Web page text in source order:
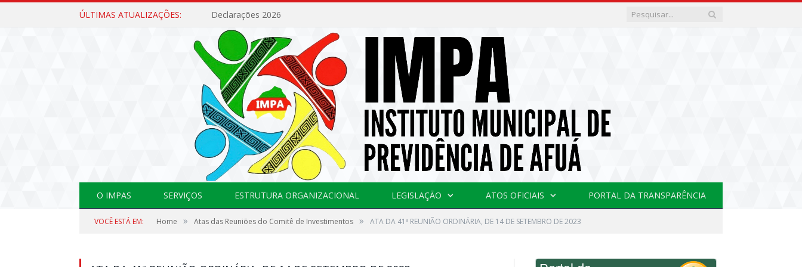
ÚLTIMAS ATUALIZAÇÕES: Declarações 2026
O IMPAS SERVIÇOS ESTRUTURA ORGANIZACIONAL LEGISLAÇÃO ATOS OFICIAIS PORTAL DA TRANSPARÊNCIA
VOCÊ ESTÁ EM: Home » Atas das Reuniões do Comitê de Investimentos » ATA DA 41ª REUNIÃO ORDINÁRIA, DE 14 DE SETEMBRO DE 2023